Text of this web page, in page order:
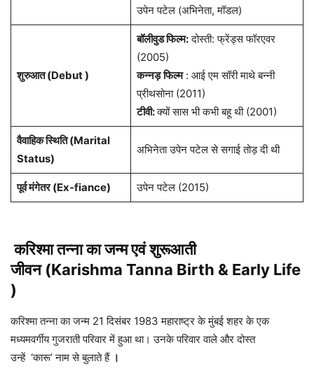
उपेन पटेल (अभिनेता, मॉडल)
शुरुआत (Debut )
बॉलीवुडफिल्म:दोस्ती: फ्रेंड्स फॉरएवर
(2005)
कन्नड़ फिल्म: आई एम सॉरी माथे बन्नी
प्रीथसोना (2011)
टीवी:क्यों सास भी कभी बहू थी (2001)
वैवाहिक स्थिति (Marital
Status)
अभिनेता उपेन पटेल से सगाई तोड़ दी थी
पूर्व मंगेतर (Ex-fiance) उपेन पटेल (2015)
करिश्मा तन्ना का जन्म एवं शुरूआती
जीवन (Karishma Tanna Birth & Early Life
)
करिश्मा तन्ना का जन्म 21 दिसंबर 1983 महाराष्ट्र के मुंबई शहर के एक
मध्यमवर्गीय गुजराती परिवार में हुआ था। उनके परिवार वाले और दोस्त
उन्हें ‘कारू’ नाम से बुलाते हैं ।